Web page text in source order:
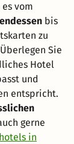
vom
bis
zu
Sie
Hotel
und
entspricht.
gerne
in